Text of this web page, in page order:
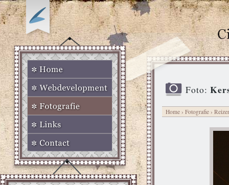
Foto:
Home › Fotografie ›